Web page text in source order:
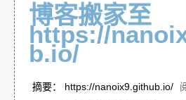
博客搬家至
https://
b.io/
摘要： https://nanoix9.github.io/